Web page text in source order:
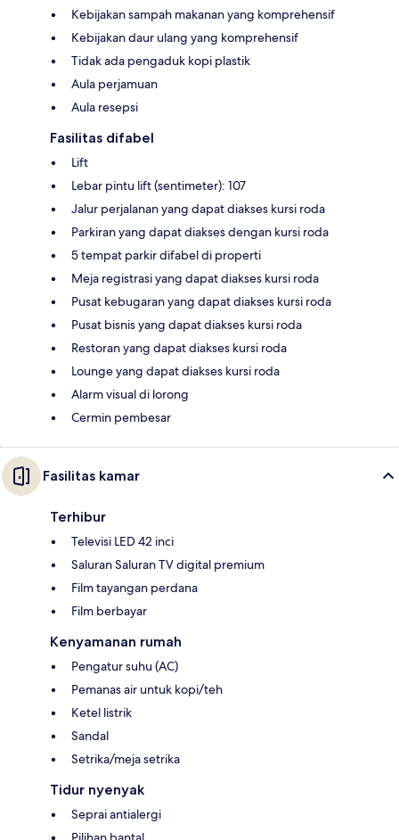
Kebijakan sampah makanan yang komprehensif
Kebijakan daur ulang yang komprehensif
Tidak ada pengaduk kopi plastik
Aula perjamuan
Aula resepsi
Fasilitas difabel
Lift
Lebar pintu lift (sentimeter): 107
Jalur perjalanan yang dapat diakses kursi roda
Parkiran yang dapat diakses dengan kursi roda
5 tempat parkir difabel di properti
Meja registrasi yang dapat diakses kursi roda
Pusat kebugaran yang dapat diakses kursi roda
Pusat bisnis yang dapat diakses kursi roda
Restoran yang dapat diakses kursi roda
Lounge yang dapat diakses kursi roda
Alarm visual di lorong
Cermin pembesar
Fasilitas kamar
Terhibur
Televisi LED 42 inci
Saluran Saluran TV digital premium
Film tayangan perdana
Film berbayar
Kenyamanan rumah
Pengatur suhu (AC)
Pemanas air untuk kopi/teh
Ketel listrik
Sandal
Setrika/meja setrika
Tidur nyenyak
Seprai antialergi